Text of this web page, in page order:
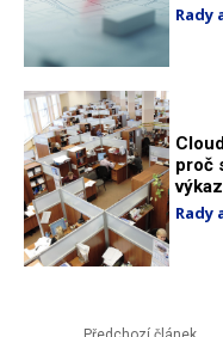
Rady
proč
Rady